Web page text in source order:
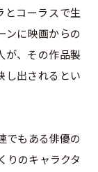
とコーラスで生
ンに映画からの
が、その作品製
し出されるとい
でもある俳優の
りのキャラクタ